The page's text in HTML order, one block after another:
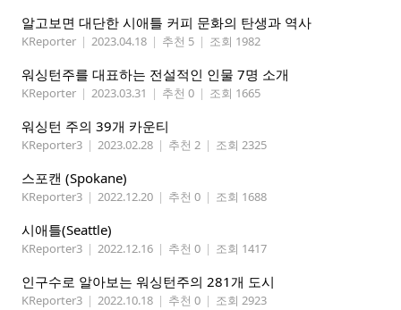
알고보면 대단한 시애틀 커피 문화의 탄생과 역사
KReporter | 2023.04.18 | 추천 5 | 조회 1982
워싱턴주를 대표하는 전설적인 인물 7명 소개
KReporter | 2023.03.31 | 추천 0 | 조회 1665
워싱턴 주의 39개 카운티
KReporter3 | 2023.02.28 | 추천 2 | 조회 2325
스포캔 (Spokane)
KReporter3 | 2022.12.20 | 추천 0 | 조회 1688
시애틀(Seattle)
KReporter3 | 2022.12.16 | 추천 0 | 조회 1417
인구수로 알아보는 워싱턴주의 281개 도시
KReporter3 | 2022.10.18 | 추천 0 | 조회 2923